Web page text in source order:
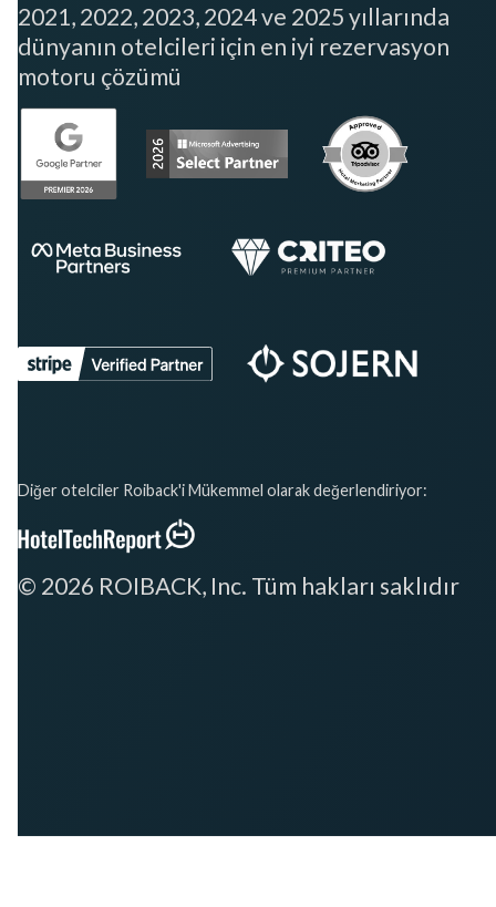
2021, 2022, 2023, 2024 ve 2025 yıllarında
dünyanın otelcileri için en iyi rezervasyon
motoru çözümü
Diğer otelciler Roiback'i Mükemmel olarak değerlendiriyor:
© 2026 ROIBACK, Inc. Tüm hakları saklıdır